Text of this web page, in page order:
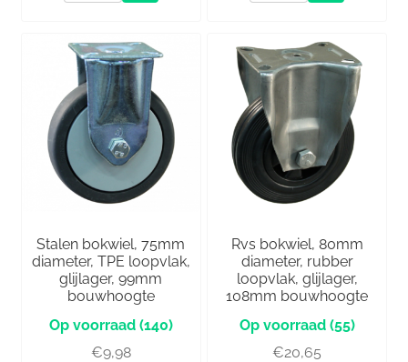
Stalen bokwiel, 75mm
diameter, TPE loopvlak,
glijlager, 99mm
bouwhoogte
(140)
€9,98
Rvs bokwiel, 80mm
diameter, rubber
loopvlak, glijlager,
108mm bouwhoogte
(55)
€20,65